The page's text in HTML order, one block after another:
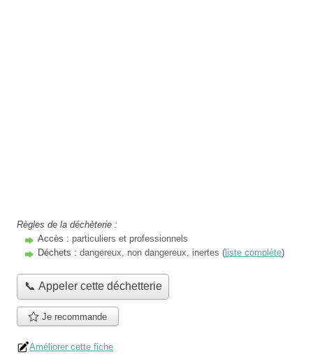
Règles de la déchèterie :
Accès : particuliers et professionnels
Déchets : dangereux, non dangereux, inertes ( liste complète)
📞 Appeler cette déchetterie
Je recommande
Améliorer cette fiche